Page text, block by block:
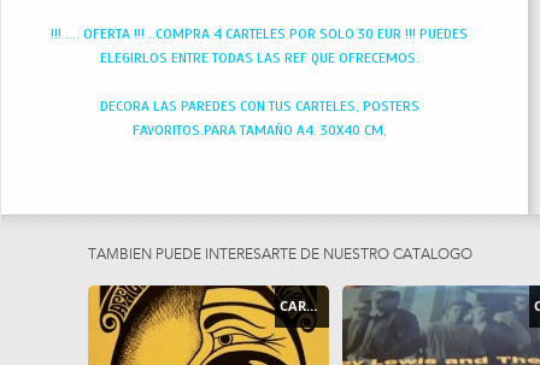
!!! .... OFERTA !!! ..COMPRA 4 CARTELES POR SOLO 30 EUR !!! PUEDES
ELEGIRLOS ENTRE TODAS LAS REF QUE OFRECEMOS.
DECORA LAS PAREDES CON TUS CARTELES, POSTERS
FAVORITOS.PARA TAMAÑO A4. 30X40 CM,
TAMBIEN PUEDE INTERESARTE DE NUESTRO CATÁLOGO
CARTEL - POSTER